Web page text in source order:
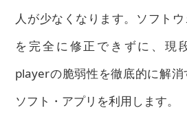
人が少なくなります。ソフト
を完全に修正できずに、現
playerの脆弱性を徹底的に解
ソフト・アプリを利用します。